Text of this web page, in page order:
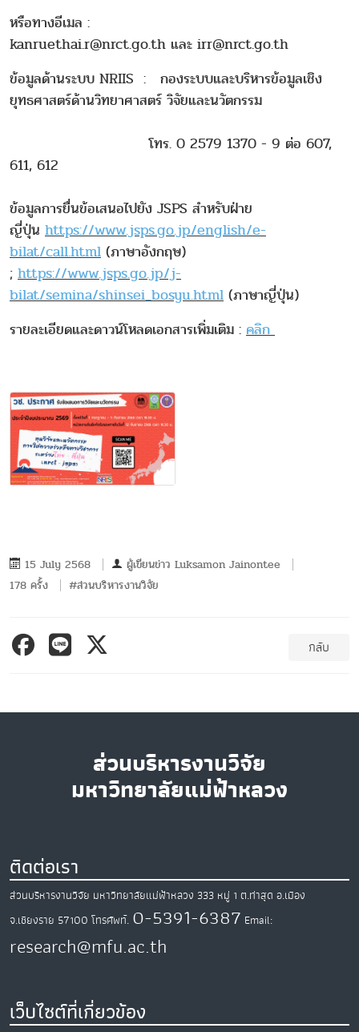
หรือทางอีเมล :
kanruethai.r@nrct.go.th และ irr@nrct.go.th
ข้อมูลด้านระบบ NRIIS : กองระบบและบริหารข้อมูลเชิง
ยุทธศาสตร์ด้านวิทยาศาสตร์ วิจัยและนวัตกรรม
โทร. 0 2579 1370 - 9 ต่อ 607,
611, 612
ข้อมูลการยื่นข้อเสนอไปยัง JSPS สำหรับฝ่าย
ญี่ปุ่น https://www.jsps.go.jp/english/e-
bilat/call.html (ภาษาอังกฤษ)
; https://www.jsps.go.jp/j-
bilat/semina/shinsei_bosyu.html (ภาษาญี่ปุ่น)
รายละเอียดและดาวน์โหลดเอกสารเพิ่มเติม : คลิก
15 July 2568 ผู้เขียนข่าว Luksamon Jainontee
178 ครั้ง
#ส่วนบริหารงานวิจัย
กลับ
ส่วนบริหารงานวิจัย
มหาวิทยาลัยแม่ฟ้าหลวง
ติดต่อเรา
ส่วนบริหารงานวิจัย มหาวิทยาลัยแม่ฟ้าหลวง 333 หมู่ 1 ต.ท่าสุด อ.เมือง
จ.เชียงราย 57100 โทรศัพท์. 0-5391-6387 Email:
research@mfu.ac.th
เว็บไซต์ที่เกี่ยวข้อง